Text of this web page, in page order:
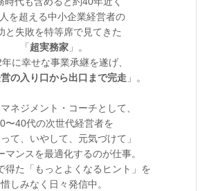
を超える中小企業経営者の
と失敗を特等席で見てきた
「 超実務家 」。
に幸せな事業承継を遂げ、
の入り口から出口まで完走 」。
ネジメント・コーチとして、
〜40代の次世代経営者を
って、いやして、元気づけて」
マンスを最適化するのが仕事。
得た「もっとよくなるヒント」を
惜しみなく日々発信中。